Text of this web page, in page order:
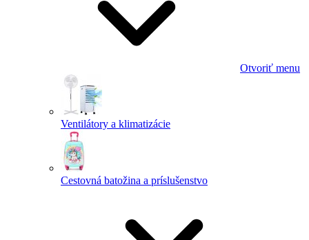
Otvoriť menu
Ventilátory a klimatizácie
Cestovná batožina a príslušenstvo